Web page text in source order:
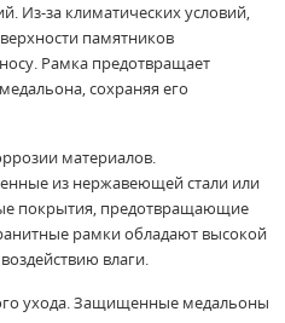
Из-за климатических условий,
памятников
Рамка предотвращает
сохраняя его
материалов.
из нержавеющей стали или
покрытия, предотвращающие
рамки обладают высокой
влаги.
ухода. Защищенные медальоны